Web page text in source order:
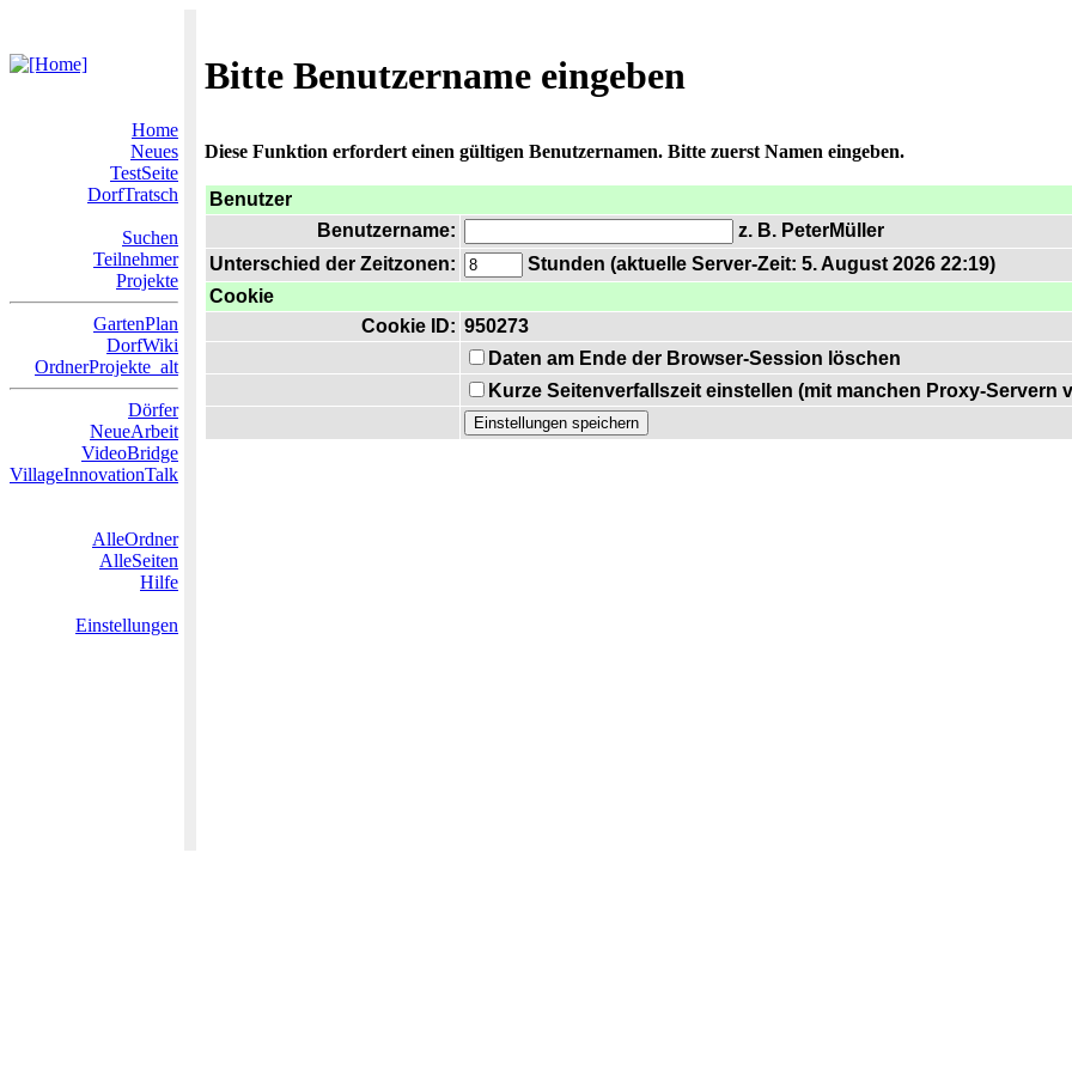
Bitte Benutzername eingeben
Home
Neues
TestSeite
DorfTratsch
Suchen
Teilnehmer
Projekte
GartenPlan
DorfWiki
OrdnerProjekte_alt
Dörfer
NeueArbeit
VideoBridge
VillageInnovationTalk
AlleOrdner
AlleSeiten
Hilfe
Einstellungen
Diese Funktion erfordert einen gültigen Benutzernamen. Bitte zuerst Namen eingeben.
Benutzer
Benutzername:
z. B. PeterMüller
Unterschied der Zeitzonen:
Stunden (aktuelle Server-Zeit: 5. August 2026 22:19)
Cookie
Cookie ID: 950273
Daten am Ende der Browser-Session löschen
Kurze Seitenverfallszeit einstellen (mit manchen Proxy-Servern